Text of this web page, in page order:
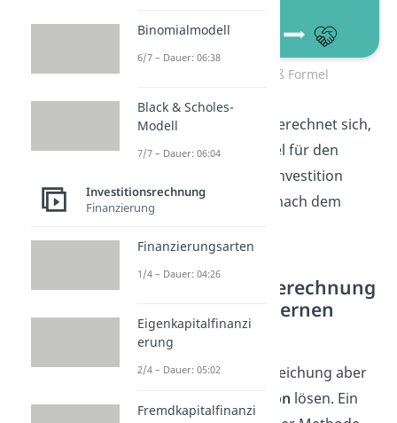
Interner Zinsfuß Formel
Die Interne Rendite berechnet sich,
indem man die Formel für den
einer Investition
gleichnull setzt und nach dem
Nachteile der Berechnung
mit Hilfe der internen
Rendite
Oft lässt sich diese Gleichung aber
Interpolation lösen. Ein
Binomialmodell
6/7 – Dauer: 06:38
Black & Scholes-
Modell
7/7 – Dauer: 06:04
Investitionsrechnung
Finanzierung
Finanzierungsarten
1/4 – Dauer: 04:26
Eigenkapitalfinanzi
erung
2/4 – Dauer: 05:02
Fremdkapitalfinanzi